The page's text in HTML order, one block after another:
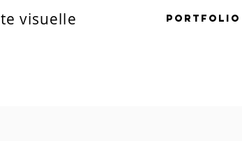
visuelle portfolio